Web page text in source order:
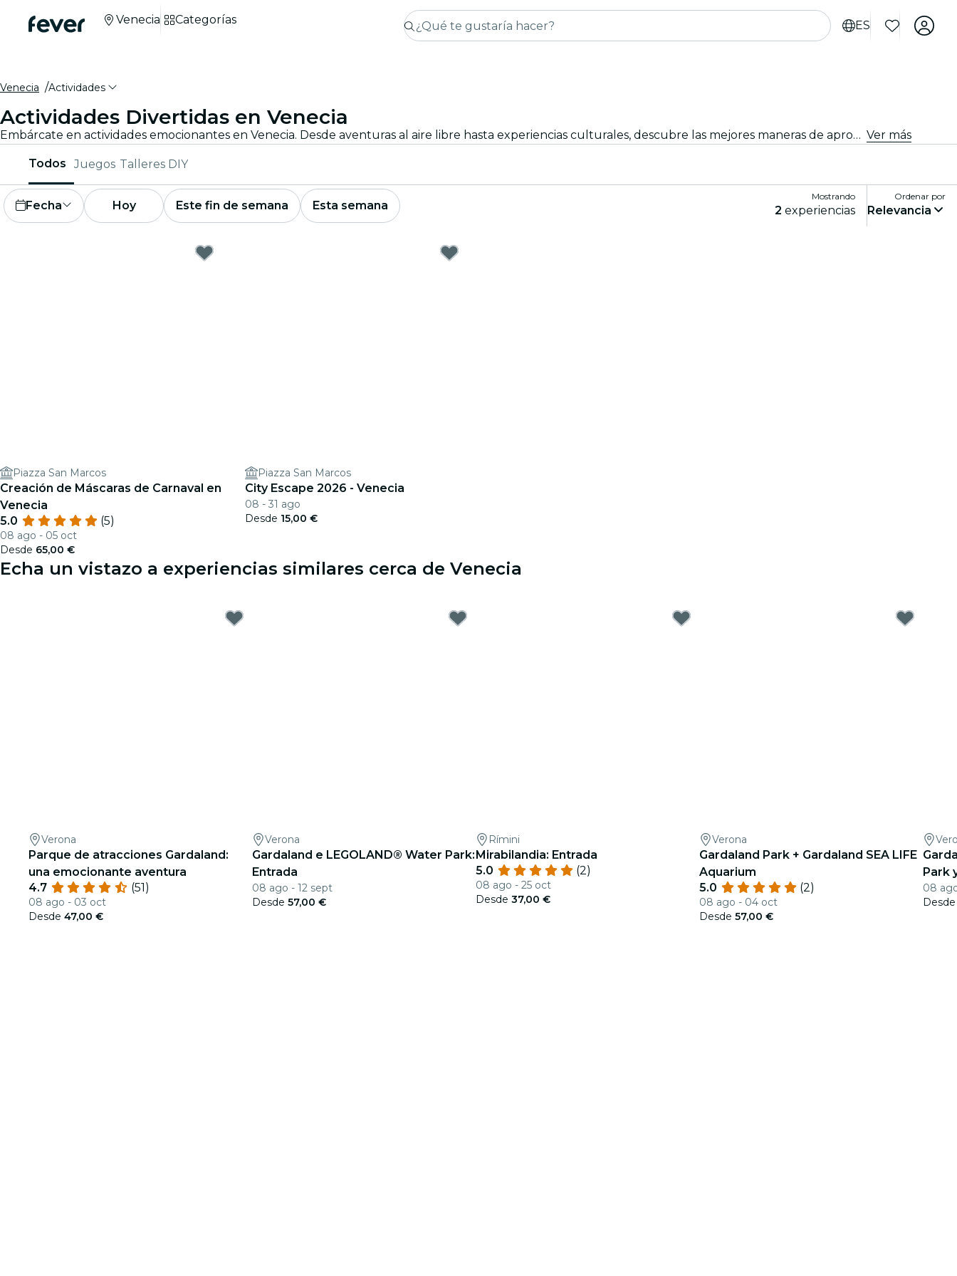
ES
Venecia Categorías
Venecia Actividades
Actividades Divertidas en Venecia
Embárcate en actividades emocionantes en Venecia. Desde aventuras al aire libre hasta experiencias culturales, descubre las mejores maneras de aprovechar tu tiempo. Ver más
Todos Juegos Talleres DIY
Fecha Hoy Este fin de semana Esta semana
Mostrando
2 experiencias
Ordenar por
Relevancia
Piazza San Marcos
Creación de Máscaras de Carnaval en
Venecia
5.0
(5)
08 ago - 05 oct
Desde 65,00 €
Piazza San Marcos
City Escape 2026 - Venecia
08 - 31 ago
Desde 15,00 €
Echa un vistazo a experiencias similares cerca de Venecia
Verona
Parque de atracciones Gardaland:
una emocionante aventura
4.7
(51)
08 ago - 03 oct
Desde 47,00 €
Verona
Gardaland e LEGOLAND® Water Park:
Entrada
08 ago - 12 sept
Desde 57,00 €
Rímini
Mirabilandia: Entrada
5.0
(2)
08 ago - 25 oct
Desde 37,00 €
Verona
Gardaland Park + Gardaland SEA LIFE
Aquarium
5.0
(2)
08 ago - 04 oct
Desde 57,00 €
Park
08